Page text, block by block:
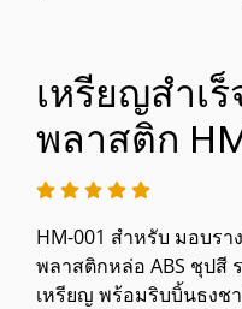
เหรียญสำเ
พลาสติก
HM-001 สำหรับ มอบร
พลาสติกหล่อ ABS ชุปสี
เหรียญ พร้อมริบบิ้นธงช